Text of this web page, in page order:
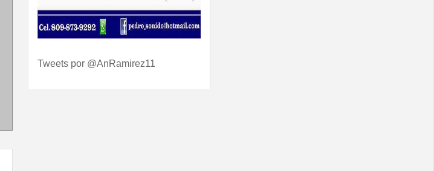
Tweets por @AnRamirez11